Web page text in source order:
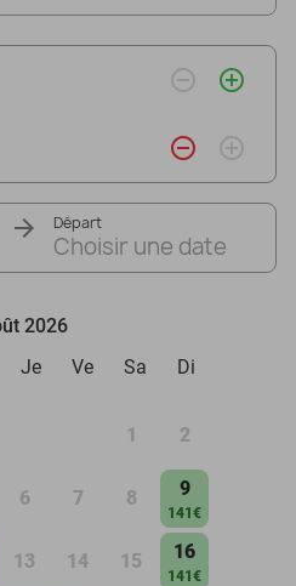
remove_circle_outline add_circle_outline
remove_circle_outline add_circle_outline
Départ
Choisir une date
2026
Je Ve Sa Di
1 2
6 7 8 9
141€
13 14 15 16
141€